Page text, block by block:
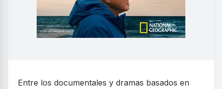
Entre los documentales y dramas basados en